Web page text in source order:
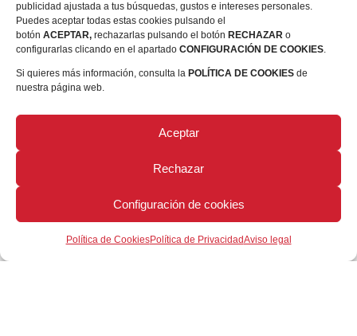
publicidad ajustada a tus búsquedas, gustos e intereses personales.
Puedes aceptar todas estas cookies pulsando el
botón ACEPTAR, rechazarlas pulsando el botón RECHAZAR o
configurarlas clicando en el apartado CONFIGURACIÓN DE COOKIES.
Si quieres más información, consulta la POLÍTICA DE COOKIES de
nuestra página web.
Aceptar
Rechazar
Configuración de cookies
Política de CookiesPolítica de PrivacidadAviso legal